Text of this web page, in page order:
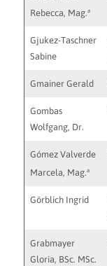
Rebecca, Mag.a
Gjukez-Taschner
Sabine
Gmainer Gerald
Gombas
Wolfgang, Dr.
Gómez Valverde
Marcela, Mag.a
Görblich Ingrid
Grabmayer
Gloria, BSc. MSc.